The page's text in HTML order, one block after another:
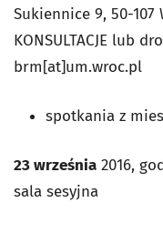
Sukiennice 9, 50-107
KONSULTACJE lub
brm[at]um.wroc.pl
spotkania z
23 września 2016,
sala sesyjna